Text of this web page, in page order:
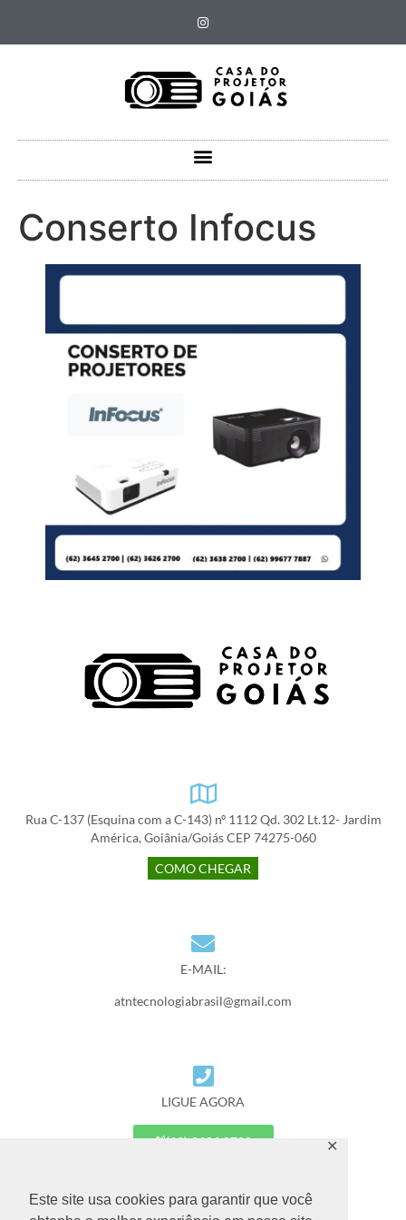
Este site usa cookies para garantir que você
✕
Conserto Infocus
Rua C-137 (Esquina com a C-143) nº 1112 Qd. 302 Lt.12- Jardim
América, Goiânia/Goiás CEP 74275-060
COMO CHEGAR
E-MAIL:
atntecnologiabrasil@gmail.com
LIGUE AGORA
(62) 3626 2700